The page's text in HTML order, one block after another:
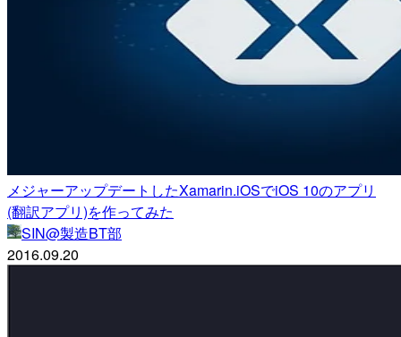
メジャーアップデートしたXamarin.iOSでiOS 10のアプリ
(翻訳アプリ)を作ってみた
SIN@製造BT部
2016.09.20